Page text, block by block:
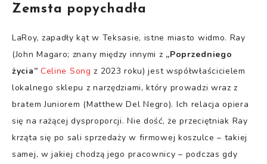
Zemsta popychadła
LaRoy, zapadły kąt w Teksasie, istne miasto widmo. Ray
(John Magaro; znany między innymi z „Poprzedniego
życia” Celine Song z 2023 roku) jest współwłaścicielem
lokalnego sklepu z narzędziami, który prowadzi wraz z
bratem Juniorem (Matthew Del Negro). Ich relacja opiera
się na rażącej dysproporcji. Nie dość, że przeciętniak Ray
krząta się po sali sprzedaży w firmowej koszulce – takiej
samej, w jakiej chodzą jego pracownicy – podczas gdy